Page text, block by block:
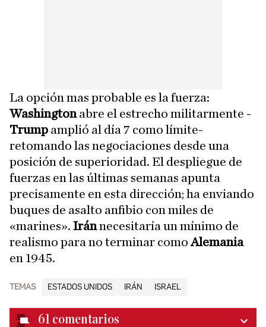
La opción mas probable es la fuerza:
Washingtonabre el estrecho militarmente -
Trump amplió al día 7 como límite-
retomando las negociaciones desde una
posición de superioridad. El despliegue de
fuerzas en las últimas semanas apunta
precisamente en esta dirección; ha enviando
buques de asalto anfibio con miles de
«marines». Iránnecesitaría un mínimo de
realismo para no terminar comoAlemania
en 1945.
TEMAS ESTADOS UNIDOS IRÁN ISRAEL
61 comentarios